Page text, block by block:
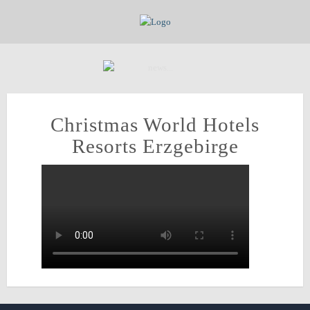
Christmas World Hotels
Resorts Erzgebirge